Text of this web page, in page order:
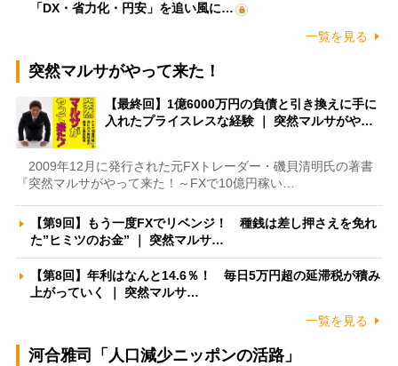
「DX・省力化・円安」を追い風に…
一覧を見る
突然マルサがやって来た！
【最終回】1億6000万円の負債と引き換えに手に
入れたプライスレスな経験 ｜ 突然マルサがや…
2009年12月に発行された元FXトレーダー・磯貝清明氏の著書
『突然マルサがやって来た！～FXで10億円稼い…
【第9回】もう一度FXでリベンジ！ 種銭は差し押さえを免れ
た”ヒミツのお金” ｜ 突然マルサ…
【第8回】年利はなんと14.6％！ 毎日5万円超の延滞税が積み
上がっていく ｜ 突然マルサ…
一覧を見る
河合雅司「人口減少ニッポンの活路」